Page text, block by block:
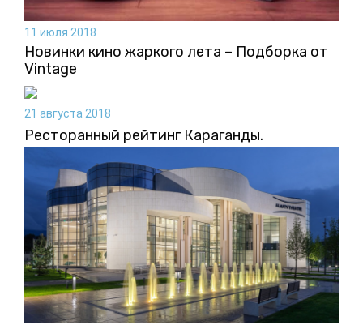
11 июля 2018
Новинки кино жаркого лета – Подборка от
Vintage
21 августа 2018
Ресторанный рейтинг Караганды.